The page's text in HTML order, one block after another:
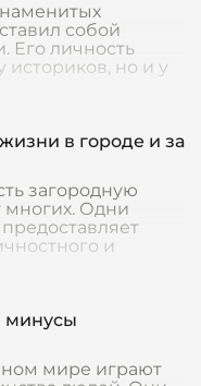
собой
Его личность
историков, но и у
в городе и за
загородную
многих. Одни
и
минусы
мире играют